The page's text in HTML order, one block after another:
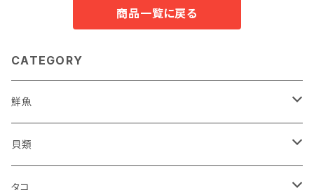
商品一覧に戻る
CATEGORY
鮮魚
鮮魚セット
サケ
貝類
ホタテ
タコ